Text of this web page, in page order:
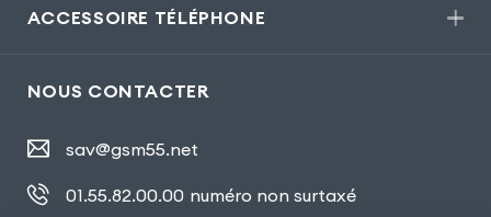
ACCESSOIRE TÉLÉPHONE
NOUS CONTACTER
sav@gsm55.net
01.55.82.00.00 numéro non surtaxé